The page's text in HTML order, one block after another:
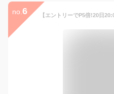
no. 6